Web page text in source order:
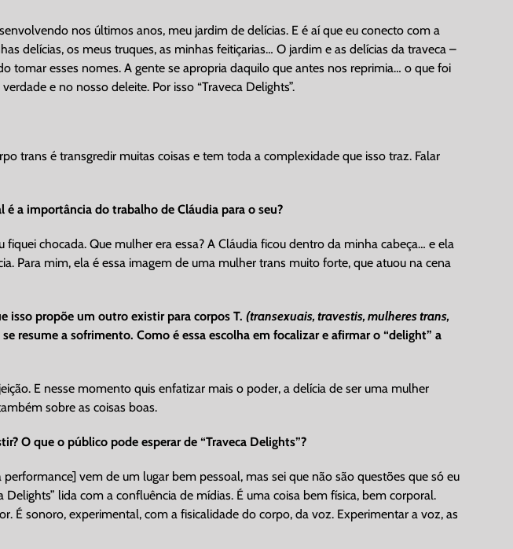
nos últimos anos, meu jardim de delícias. E é aí que eu conecto com a
delícias, os meus truques, as minhas feitiçarias… O jardim e as delícias da traveca –
tomar esses nomes. A gente se apropria daquilo que antes nos reprimia… o que foi
e no nosso deleite. Por isso “Traveca Delights”.
trans é transgredir muitas coisas e tem toda a complexidade que isso traz. Falar
é a importância do trabalho de Cláudia para o seu?
fiquei chocada. Que mulher era essa? A Cláudia ficou dentro da minha cabeça… e ela
Para mim, ela é essa imagem de uma mulher trans muito forte, que atuou na cena
isso propõe um outro existir para corpos T.(transexuais, travestis, mulheres trans,
resume a sofrimento. Como é essa escolha em focalizar e afirmar o “delight” a
E nesse momento quis enfatizar mais o poder, a delícia de ser uma mulher
sobre as coisas boas.
O que o público pode esperar de “Traveca Delights”?
vem de um lugar bem pessoal, mas sei que não são questões que só eu
lida com a confluência de mídias. É uma coisa bem física, bem corporal.
sonoro, experimental, com a fisicalidade do corpo, da voz. Experimentar a voz, as